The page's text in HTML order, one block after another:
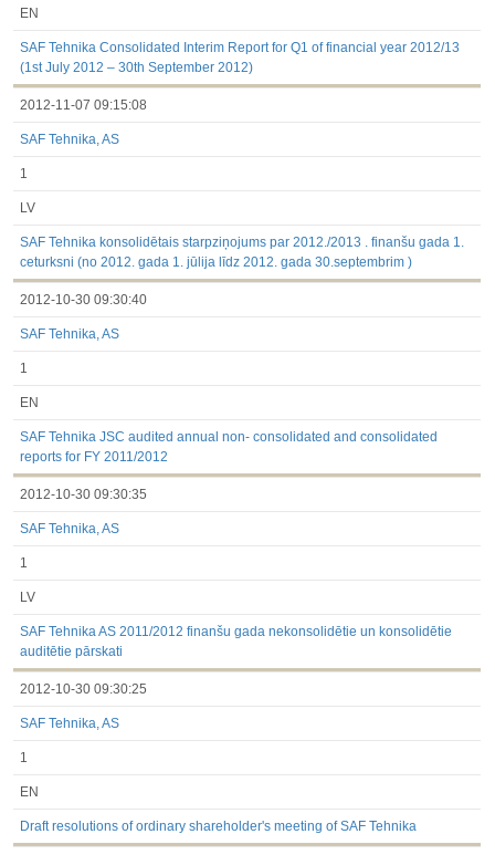
EN
SAF Tehnika Consolidated Interim Report for Q1 of financial year 2012/13
(1st July 2012 – 30th September 2012)
2012-11-07 09:15:08
SAF Tehnika, AS
1
LV
SAF Tehnika konsolidētais starpziņojums par 2012./2013 . finanšu gada 1.
ceturksni (no 2012. gada 1. jūlija līdz 2012. gada 30.septembrim )
2012-10-30 09:30:40
SAF Tehnika, AS
1
EN
SAF Tehnika JSC audited annual non- consolidated and consolidated
reports for FY 2011/2012
2012-10-30 09:30:35
SAF Tehnika, AS
1
LV
SAF Tehnika AS 2011/2012 finanšu gada nekonsolidētie un konsolidētie
auditētie pārskati
2012-10-30 09:30:25
SAF Tehnika, AS
1
EN
Draft resolutions of ordinary shareholder's meeting of SAF Tehnika